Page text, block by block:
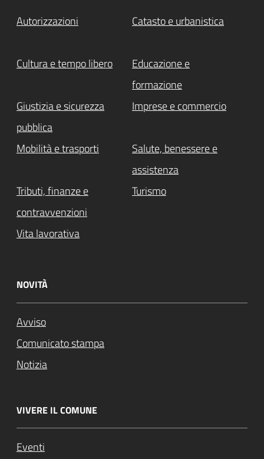
Autorizzazioni Catasto e urbanistica
Cultura e tempo libero
Educazione e
formazione
Giustizia e sicurezza
pubblica
Imprese e commercio
Mobilità e trasporti
Salute, benessere e
assistenza
Tributi, finanze e
contravvenzioni
Turismo
Vita lavorativa
NOVITÀ
Avviso
Comunicato stampa
Notizia
VIVERE IL COMUNE
Eventi